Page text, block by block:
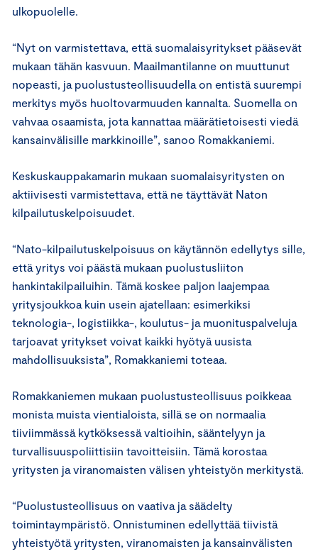
ulkopuolelle.
“Nyt on varmistettava, että suomalaisyritykset pääsevät
mukaan tähän kasvuun. Maailmantilanne on muuttunut
nopeasti, ja puolustusteollisuudella on entistä suurempi
merkitys myös huoltovarmuuden kannalta. Suomella on
vahvaa osaamista, jota kannattaa määrätietoisesti viedä
kansainvälisille markkinoille”, sanoo Romakkaniemi.
Keskuskauppakamarin mukaan suomalaisyritysten on
aktiivisesti varmistettava, että ne täyttävät Naton
kilpailutuskelpoisuudet.
“Nato-kilpailutuskelpoisuus on käytännön edellytys sille,
että yritys voi päästä mukaan puolustusliiton
hankintakilpailuihin. Tämä koskee paljon laajempaa
yritysjoukkoa kuin usein ajatellaan: esimerkiksi
teknologia-, logistiikka-, koulutus- ja muonituspalveluja
tarjoavat yritykset voivat kaikki hyötyä uusista
mahdollisuuksista”, Romakkaniemi toteaa.
Romakkaniemen mukaan puolustusteollisuus poikkeaa
monista muista vientialoista, sillä se on normaalia
tiiviimmässä kytköksessä valtioihin, sääntelyyn ja
turvallisuuspoliittisiin tavoitteisiin. Tämä korostaa
yritysten ja viranomaisten välisen yhteistyön merkitystä.
“Puolustusteollisuus on vaativa ja säädelty
toimintaympäristö. Onnistuminen edellyttää tiivistä
yhteistyötä yritysten, viranomaisten ja kansainvälisten